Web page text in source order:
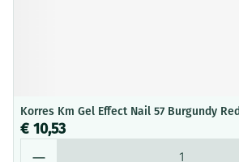
Korres Km Gel Effect Nail 57 Burgundy
€ 10,53